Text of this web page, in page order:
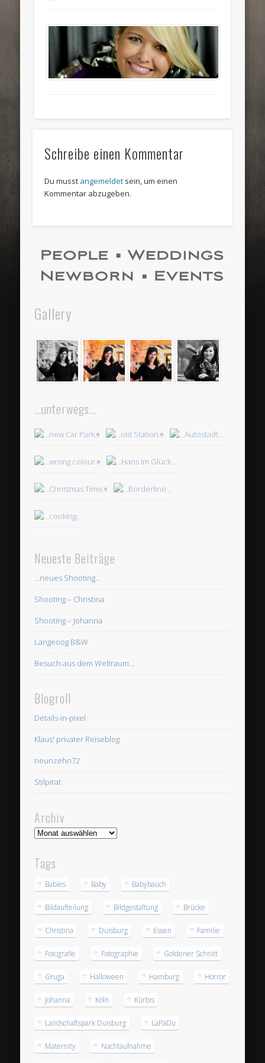
Schreibe einen Kommentar
Du musst angemeldetsein, um einen
Kommentar abzugeben.
Gallery
…unterwegs…
Neueste Beiträge
…neues Shooting…
Shooting – Christina
Shooting – Johanna
Langeoog B&W
Besuch aus dem Weltraum…
Blogroll
Details-in-pixel
Klaus' privater Reiseblog
neunzehn72
Stilpirat
Archiv
Archiv
Tags
Babies Baby Babybauch
Bildaufteilung Bildgestaltung Brücke
Christina Duisburg Essen Familie
Fotografie Fotographie Goldener Schnitt
Gruga Halloween Hamburg Horror
Johanna Köln Kürbis
Landschaftspark Duisburg LaPaDu
Maternity Nachtaufnahme